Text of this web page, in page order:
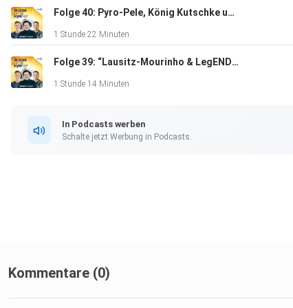
Folge 40: Pyro-Pele, König Kutschke und Aperol-Atik
1 Stunde 22 Minuten
Folge 39: “Lausitz-Mourinho & LegENDE?!”
1 Stunde 14 Minuten
In Podcasts werben
Schalte jetzt Werbung in Podcasts.
Kommentare (0)